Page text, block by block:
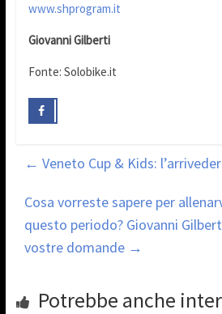
www.shprogram.it
Giovanni Gilberti
Fonte: Solobike.it
← Veneto Cup & Kids:
Cosa vorreste sapere per
questo periodo? Giovanni
vostre domande →
Potrebbe anche